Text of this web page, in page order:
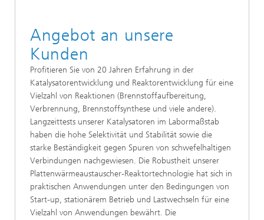
Angebot an unsere
Kunden
Profitieren Sie von 20 Jahren Erfahrung in der
Katalysatorentwicklung und Reaktorentwicklung für eine
Vielzahl von Reaktionen (Brennstoffaufbereitung,
Verbrennung, Brennstoffsynthese und viele andere).
Langzeittests unserer Katalysatoren im Labormaßstab
haben die hohe Selektivität und Stabilität sowie die
starke Beständigkeit gegen Spuren von schwefelhaltigen
Verbindungen nachgewiesen. Die Robustheit unserer
Plattenwärmeaustauscher-Reaktortechnologie hat sich in
praktischen Anwendungen unter den Bedingungen von
Start-up, stationärem Betrieb und Lastwechseln für eine
Vielzahl von Anwendungen bewährt. Die